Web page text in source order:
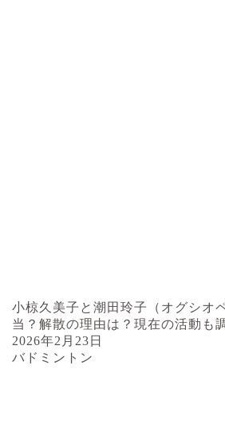
小椋久美子と潮田玲子（オグシオ
当？解散の理由は？現在の活動も
2026年2月23日
バドミントン